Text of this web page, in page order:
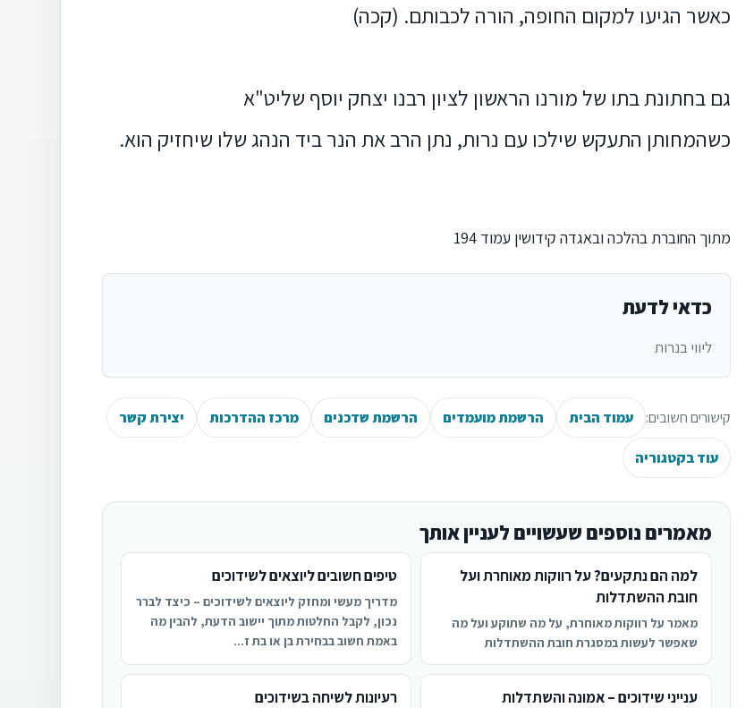
כאשר הגיעו למקום החופה, הורה לכבותם. (קכה)
גם בחתונת בתו של מורנו הראשון לציון רבנו יצחק יוסף שליט"א
כשהמחותן התעקש שילכו עם נרות, נתן הרב את הנר ביד הנהג שלו שיחזיק הוא.
מתוך החוברת בהלכה ובאגדה קידושין עמוד 194
כדאי לדעת
ליווי בנרות
קישורים חשובים: עמוד הבית הרשמת מועמדים הרשמת שדכנים מרכז ההדרכות יצירת קשר
עוד בקטגוריה
מאמרים נוספים שעשויים לעניין אותך
למה הם נתקעים? על רווקות מאוחרת ועל
חובת ההשתדלות
מאמר על רווקות מאוחרת, על מה שתוקע ועל מה
שאפשר לעשות במסגרת חובת ההשתדלות
טיפים חשובים ליוצאים לשידוכים
מדריך מעשי ומחזק ליוצאים לשידוכים – כיצד לברר
נכון, לקבל החלטות מתוך יישוב הדעת, להבין מה
באמת חשוב בבחירת בן או בת ז...
ענייני שידוכים – אמונה והשתדלות רעיונות לשיחה בשידוכים